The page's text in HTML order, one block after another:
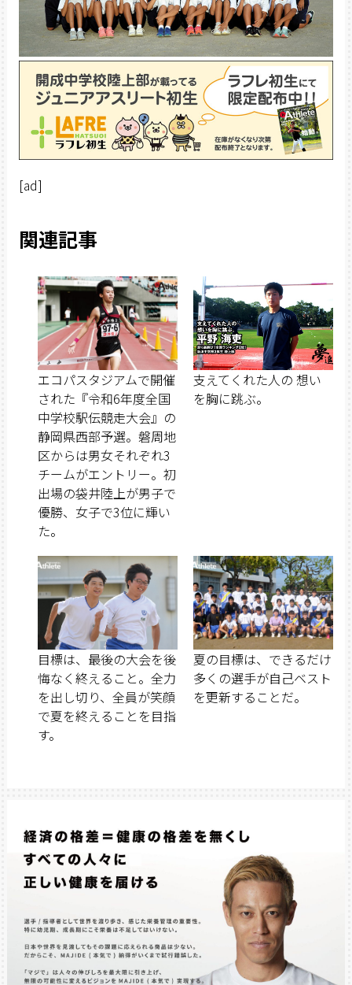
[ad]
関連記事
エコパスタジアムで開催
された『令和6年度全国
中学校駅伝競走大会』の
静岡県西部予選。磐周地
区からは男女それぞれ3
チームがエントリー。初
出場の袋井陸上が男子で
優勝、女子で3位に輝い
た。
支えてくれた人の 想い
を胸に跳ぶ。
目標は、最後の大会を後
悔なく終えること。全力
を出し切り、全員が笑顔
で夏を終えることを目指
す。
夏の目標は、できるだけ
多くの選手が自己ベスト
を更新することだ。